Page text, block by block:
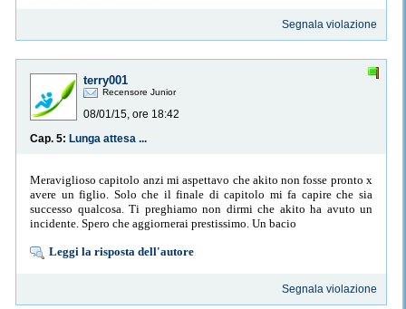
Segnala violazione
terry001
Recensore Junior
08/01/15, ore 18:42
Cap. 5: Lunga attesa ...
Meraviglioso capitolo anzi mi aspettavo che akito non fosse pronto x
avere un figlio. Solo che il finale di capitolo mi fa capire che sia
successo qualcosa. Ti preghiamo non dirmi che akito ha avuto un
incidente. Spero che aggiornerai prestissimo. Un bacio
Leggi la risposta dell'autore
Segnala violazione